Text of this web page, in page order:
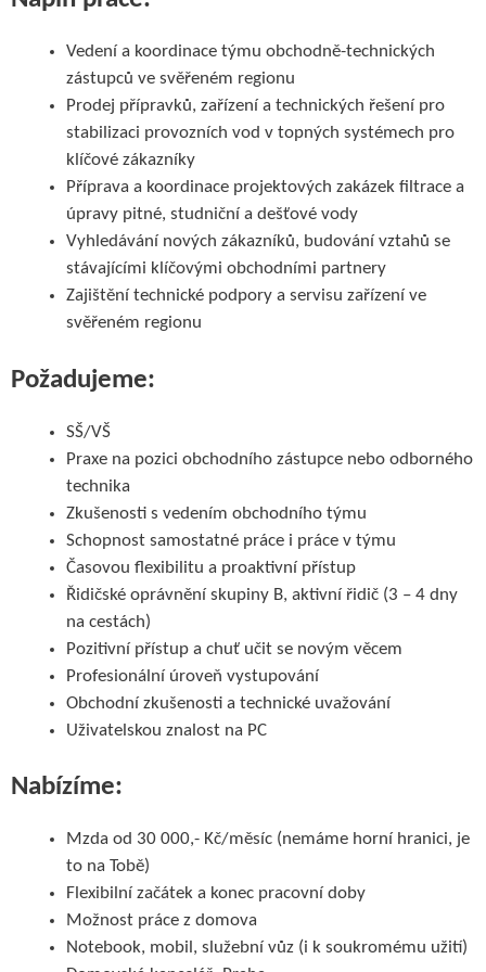
Vedení a koordinace týmu obchodně-technických
zástupců ve svěřeném regionu
Prodej přípravků, zařízení a technických řešení pro
stabilizaci provozních vod v topných systémech pro
klíčové zákazníky
Příprava a koordinace projektových zakázek filtrace a
úpravy pitné, studniční a dešťové vody
Vyhledávání nových zákazníků, budování vztahů se
stávajícími klíčovými obchodními partnery
Zajištění technické podpory a servisu zařízení ve
svěřeném regionu
Požadujeme:
SŠ/VŠ
Praxe na pozici obchodního zástupce nebo odborného
technika
Zkušenosti s vedením obchodního týmu
Schopnost samostatné práce i práce v týmu
Časovou flexibilitu a proaktivní přístup
Řidičské oprávnění skupiny B, aktivní řidič (3 – 4 dny
na cestách)
Pozitivní přístup a chuť učit se novým věcem
Profesionální úroveň vystupování
Obchodní zkušenosti a technické uvažování
Uživatelskou znalost na PC
Nabízíme:
Mzda od 30 000,- Kč/měsíc (nemáme horní hranici, je
to na Tobě)
Flexibilní začátek a konec pracovní doby
Možnost práce z domova
Notebook, mobil, služební vůz (i k soukromému užití)